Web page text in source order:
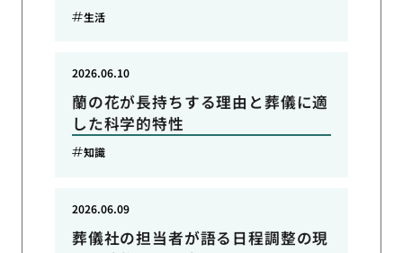
生活
蘭の花が長持ちする理由と葬儀に適
した科学的特性
2026.06.10
知識
葬儀社の担当者が語る日程調整の現
2026.06.09